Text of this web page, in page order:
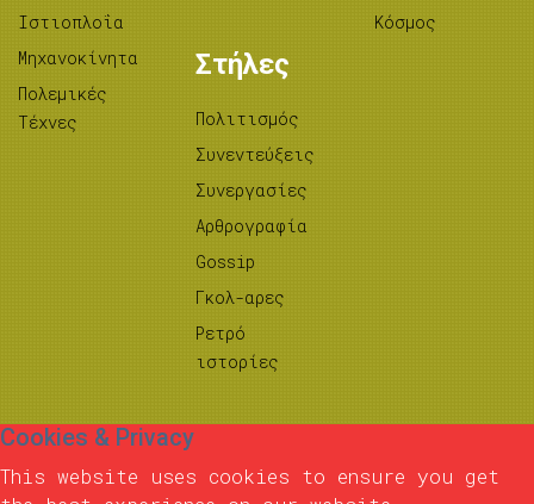
Ιστιοπλοΐα
Μηχανοκίνητα
Πολεμικές
Τέχνες
Κόσμος
Στήλες
Πολιτισμός
Συνεντεύξεις
Συνεργασίες
Αρθρογραφία
Gossip
Γκολ-αρες
Ρετρό
ιστορίες
Cookies & Privacy
This website uses cookies to ensure you get